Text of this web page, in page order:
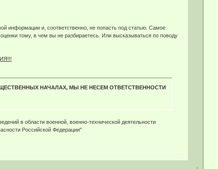
информации и, соответственно, не попасть под статью. Самое
тому, в чем вы не разбираетесь. Или высказываться по поводу
НАЧАЛАХ, МЫ НЕ НЕСЕМ ОТВЕТСТВЕННОСТИ
в области военной, военно-технической деятельности
Российской Федерации"